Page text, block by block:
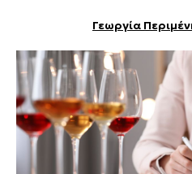
Γεωργία